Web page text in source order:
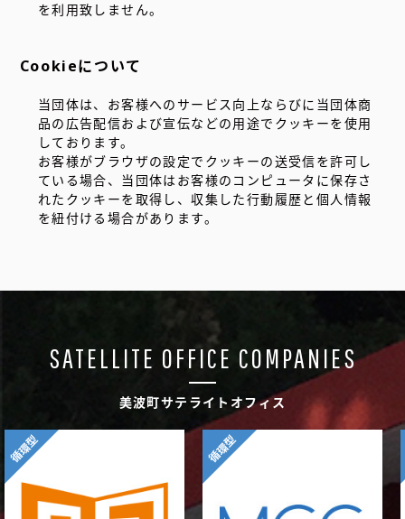
を利用致しません。
Cookieについて
当団体は、お客様へのサービス向上ならびに当団体商
品の広告配信および宣伝などの用途でクッキーを使用
しております。
お客様がブラウザの設定でクッキーの送受信を許可し
ている場合、当団体はお客様のコンピュータに保存さ
れたクッキーを取得し、収集した行動履歴と個人情報
を紐付ける場合があります。
SATELLITE OFFICE COMPANIES
美波町サテライトオフィス